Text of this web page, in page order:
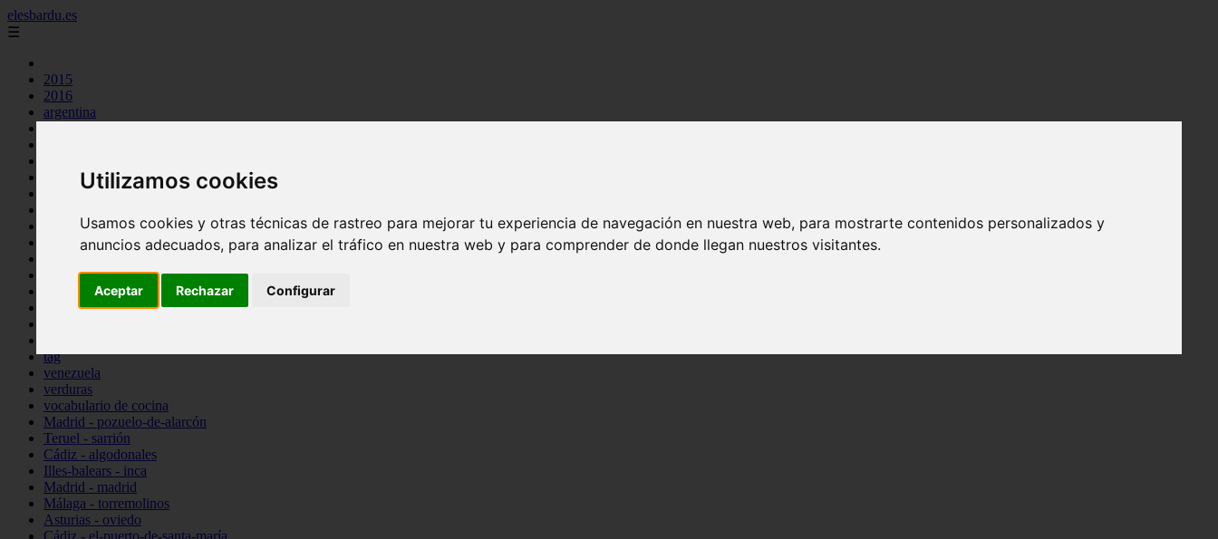
Utilizamos cookies
Usamos cookies y otras técnicas de rastreo para mejorar tu experiencia de navegación en nuestra web, para mostrarte contenidos personalizados y
anuncios adecuados, para analizar el tráfico en nuestra web y para comprender de donde llegan nuestros visitantes.
Aceptar Rechazar Configurar
elesbardu.es
☰
2015
2016
argentina
cocina casera
comidas
huevos
mariscos
postres
tag
venezuela
verduras
vocabulario de cocina
Madrid - pozuelo-de-alarcón
Teruel - sarrión
Cádiz - algodonales
Illes-balears - inca
Madrid - madrid
Málaga - torremolinos
Asturias - oviedo
Cádiz - el-puerto-de-santa-maría